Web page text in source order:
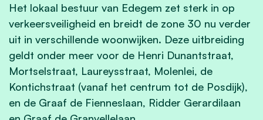
Het lokaal bestuur van Edegem zet sterk in op
verkeersveiligheid en breidt de zone 30 nu verder
uit in verschillende woonwijken. Deze uitbreiding
geldt onder meer voor de Henri Dunantstraat,
Mortselstraat, Laureysstraat, Molenlei, de
Kontichstraat (vanaf het centrum tot de Posdijk),
en de Graaf de Fienneslaan, Ridder Gerardilaan